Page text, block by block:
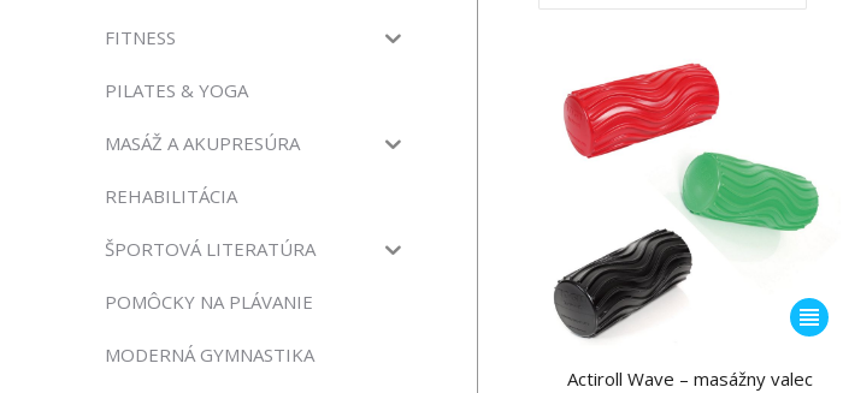
Tento
produkt
má
Actiroll Wave – masážny valec
FITNESS
PILATES & YOGA
MASÁŽ A AKUPRESÚRA
REHABILITÁCIA
ŠPORTOVÁ LITERATÚRA
POMÔCKY NA PLÁVANIE
MODERNÁ GYMNASTIKA